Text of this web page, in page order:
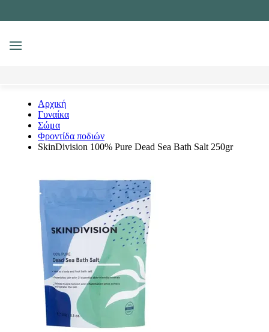
MENU
Αρχική
Γυναίκα
Σώμα
Φροντίδα ποδιών
SkinDivision 100% Pure Dead Sea Bath Salt 250gr